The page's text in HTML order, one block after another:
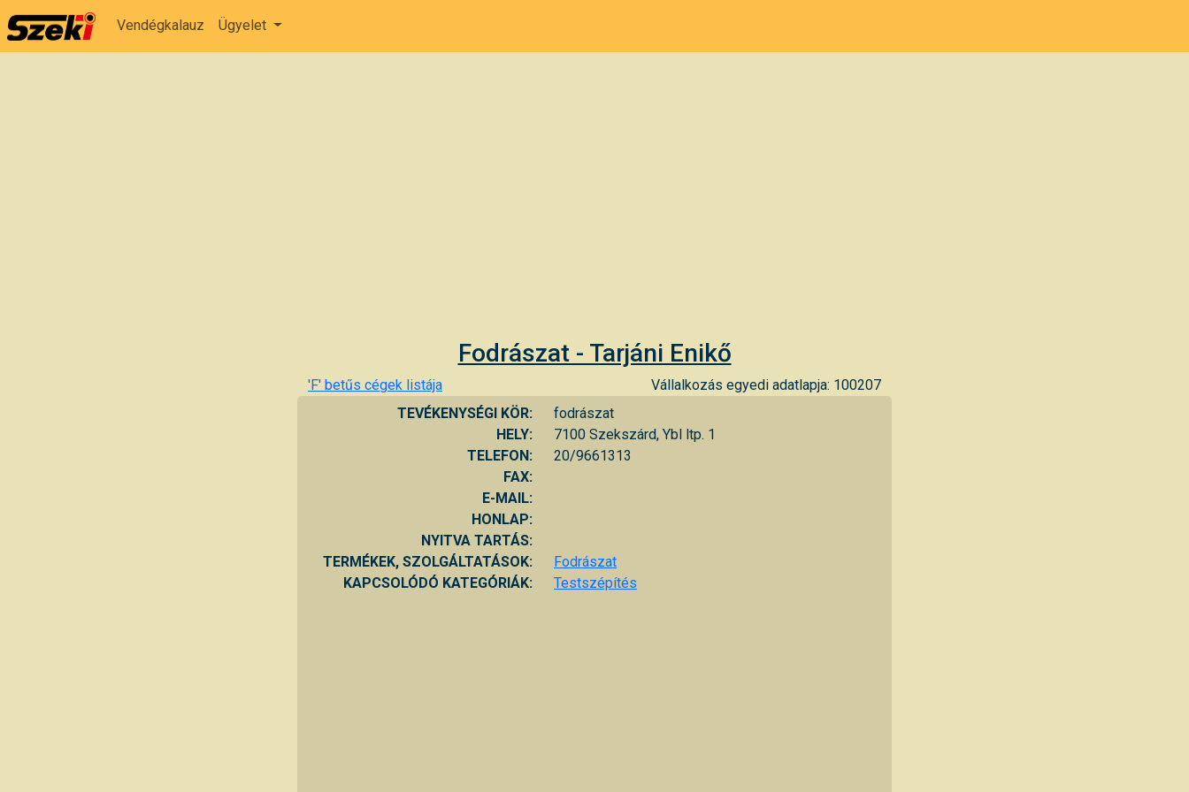
Vendégkalauz Ügyelet
Fodrászat - Tarjáni Enikő
'F' betűs cégek listája
Vállalkozás egyedi adatlapja: 100207
TEVÉKENYSÉGI KÖR:
fodrászat
HELY:
7100 Szekszárd, Ybl ltp. 1
TELEFON:
20/9661313
FAX:
E-MAIL:
HONLAP:
NYITVA TARTÁS:
TERMÉKEK, SZOLGÁLTATÁSOK:
Fodrászat
KAPCSOLÓDÓ KATEGÓRIÁK:
Testszépítés